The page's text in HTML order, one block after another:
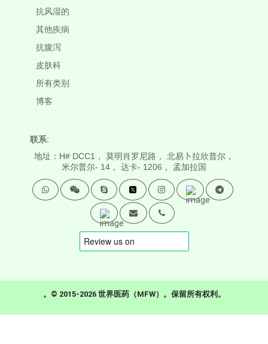
抗风湿的
其他疾病
抗腹泻
皮肤科
所有类别
博客
联系:
地址：H# DCC1， 莫明肖罗尼路， 北易卜拉欣普尔，
米尔普尔- 14， 达卡- 1206， 孟加拉国
。© 2015-2026 世界医药（MFW）。保留所有权利。